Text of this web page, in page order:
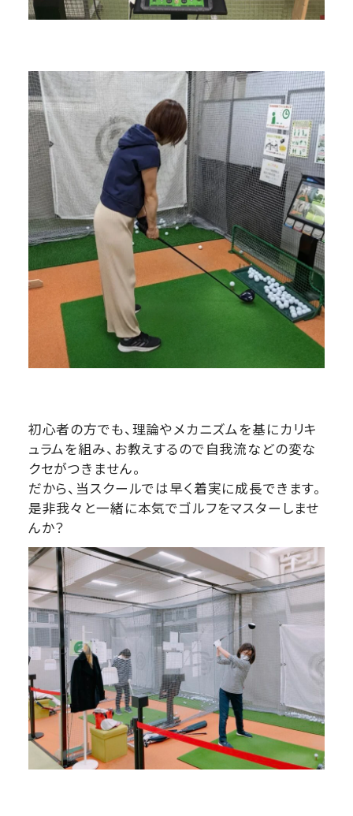
初心者の方でも、理論やメカニズムを基にカリキ
ュラムを組み、お教えするので自我流などの変な
クセがつきません。
だから、当スクールでは早く着実に成長できます。
是非我々と一緒に本気でゴルフをマスターしませ
んか？